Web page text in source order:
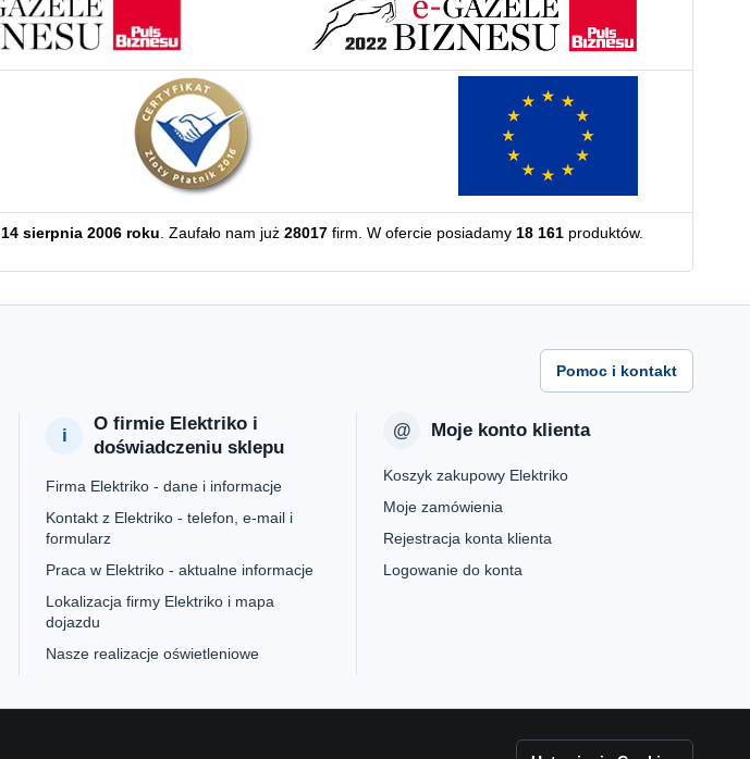
14 sierpnia 2006 roku. Zaufało nam już 28017 firm. W ofercie posiadamy 18 161 produktów.
Pomoc i kontakt
O firmie Elektriko i
doświadczeniu sklepu
Firma Elektriko - dane i informacje
Kontakt z Elektriko - telefon, e-mail i
formularz
Praca w Elektriko - aktualne informacje
Lokalizacja firmy Elektriko i mapa
dojazdu
Nasze realizacje oświetleniowe
Moje konto klienta
Koszyk zakupowy Elektriko
Moje zamówienia
Rejestracja konta klienta
Logowanie do konta